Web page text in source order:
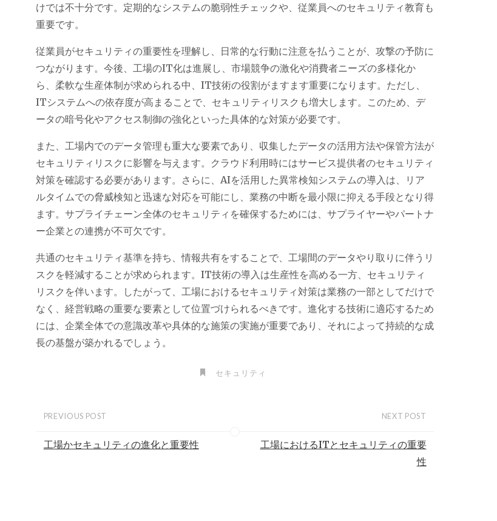
けでは不十分です。定期的なシステムの脆弱性チェックや、従業員へのセキュリティ教育も
重要です。
従業員がセキュリティの重要性を理解し、日常的な行動に注意を払うことが、攻撃の予防に
つながります。今後、工場のIT化は進展し、市場競争の激化や消費者ニーズの多様化か
ら、柔軟な生産体制が求められる中、IT技術の役割がますます重要になります。ただし、
ITシステムへの依存度が高まることで、セキュリティリスクも増大します。このため、デ
ータの暗号化やアクセス制御の強化といった具体的な対策が必要です。
また、工場内でのデータ管理も重大な要素であり、収集したデータの活用方法や保管方法が
セキュリティリスクに影響を与えます。クラウド利用時にはサービス提供者のセキュリティ
対策を確認する必要があります。さらに、AIを活用した異常検知システムの導入は、リア
ルタイムでの脅威検知と迅速な対応を可能にし、業務の中断を最小限に抑える手段となり得
ます。サプライチェーン全体のセキュリティを確保するためには、サプライヤーやパートナ
ー企業との連携が不可欠です。
共通のセキュリティ基準を持ち、情報共有をすることで、工場間のデータやり取りに伴うリ
スクを軽減することが求められます。IT技術の導入は生産性を高める一方、セキュリティ
リスクを伴います。したがって、工場におけるセキュリティ対策は業務の一部としてだけで
なく、経営戦略の重要な要素として位置づけられるべきです。進化する技術に適応するため
には、企業全体での意識改革や具体的な施策の実施が重要であり、それによって持続的な成
長の基盤が築かれるでしょう。
セキュリティ
PREVIOUS POST
工場かセキュリティの進化と重要性
NEXT POST
工場におけるITとセキュリティの重要
性